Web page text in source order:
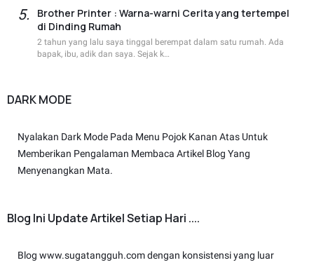
Brother Printer : Warna-warni Cerita yang tertempel
di Dinding Rumah
2 tahun yang lalu saya tinggal berempat dalam satu rumah. Ada
bapak, ibu, adik dan saya. Sejak k…
DARK MODE
Nyalakan Dark Mode Pada Menu Pojok Kanan Atas Untuk
Memberikan Pengalaman Membaca Artikel Blog Yang
Menyenangkan Mata.
Blog Ini Update Artikel Setiap Hari ....
Blog www.sugatangguh.com dengan konsistensi yang luar